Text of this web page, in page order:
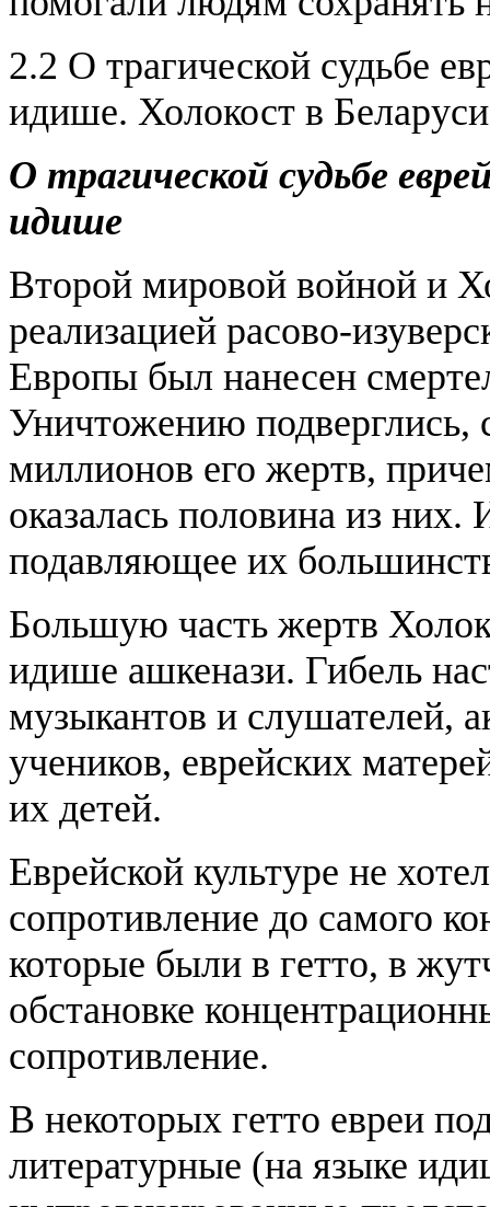
2.2 О трагической судьбе
идише. Холокост в
О трагической судьбе
идише
Второй мировой войной и
реализацией расово-
Европы был нанесен
Уничтожению подверглись,
миллионов его жертв,
оказалась половина из них.
подавляющее их
Большую часть жертв
идише ашкенази. Гибель
музыкантов и слушателей,
учеников, еврейских
их детей.
Еврейской культуре не
сопротивление до самого
которые были в гетто, в
обстановке
сопротивление.
В некоторых гетто евреи
литературные (на языке